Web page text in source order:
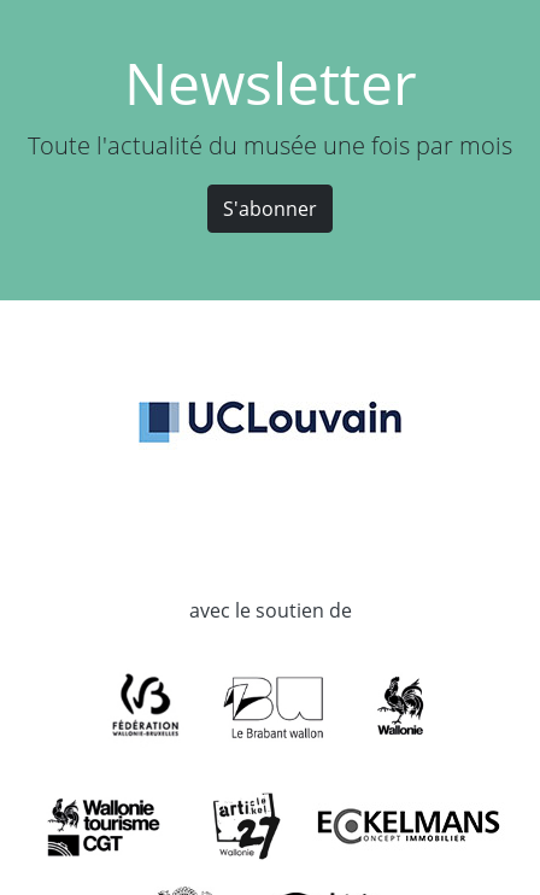
Newsletter
Toute l'actualité du musée une fois par mois
S'abonner
avec le soutien de